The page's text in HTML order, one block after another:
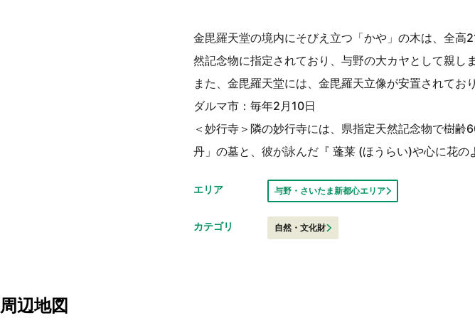
金毘羅天堂の境内にそびえ立つ「かや」の木は、全
然記念物に指定されており、与野の大カヤとして親し
また、金毘羅天堂には、金毘羅天立像が安置されてお
ダルマ市：毎年2月10日
＜妙行寺＞隣の妙行寺には、県指定天然記念物で樹
丹」の墓と、彼が詠んだ『 蓬莱 (ほうらい)や心に花の
エリア 与野・さいたま新都心エリア
カテゴリ 自然・文化財
周辺地図